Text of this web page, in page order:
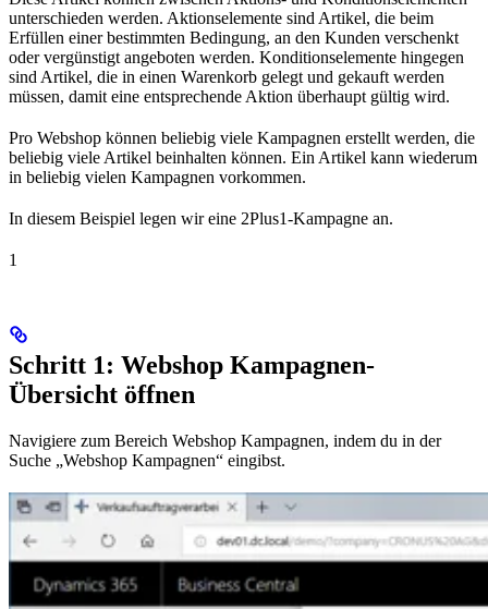
unterschieden werden. Aktionselemente sind Artikel, die beim
Erfüllen einer bestimmten Bedingung, an den Kunden verschenkt
oder vergünstigt angeboten werden. Konditionselemente hingegen
sind Artikel, die in einen Warenkorb gelegt und gekauft werden
müssen, damit eine entsprechende Aktion überhaupt gültig wird.
Pro Webshop können beliebig viele Kampagnen erstellt werden, die
beliebig viele Artikel beinhalten können. Ein Artikel kann wiederum
in beliebig vielen Kampagnen vorkommen.
In diesem Beispiel legen wir eine 2Plus1-Kampagne an.
1
Schritt 1: Webshop Kampagnen-
Übersicht öffnen
Navigiere zum Bereich Webshop Kampagnen, indem du in der
Suche „Webshop Kampagnen“ eingibst.